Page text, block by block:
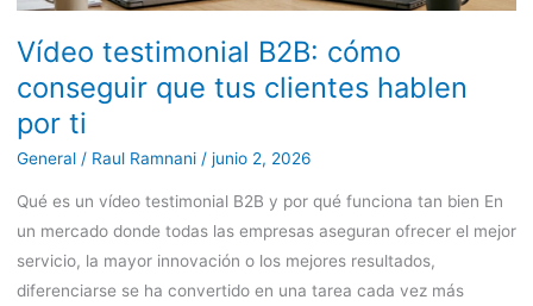
Vídeo testimonial B2B: cómo
conseguir que tus clientes hablen
por ti
General/ Raul Ramnani / junio 2, 2026
Qué es un vídeo testimonial B2B y por qué funciona tan bien En
un mercado donde todas las empresas aseguran ofrecer el mejor
servicio, la mayor innovación o los mejores resultados,
diferenciarse se ha convertido en una tarea cada vez más
ti